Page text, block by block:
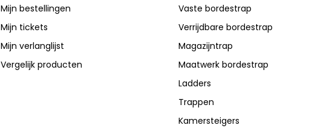
Mijn bestellingen
Mijn tickets
Mijn verlanglijst
Vergelijk producten
Vaste bordestrap
Verrijdbare bordestrap
Magazijntrap
Maatwerk bordestrap
Ladders
Trappen
Kamersteigers